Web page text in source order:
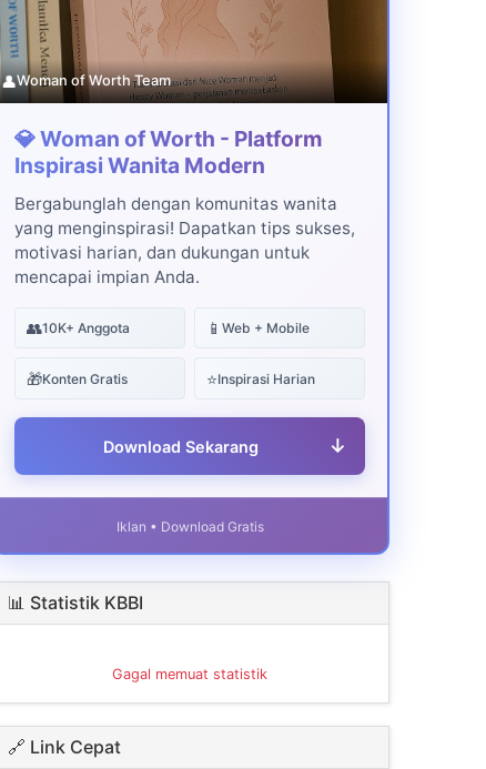
👤Woman of Worth Team
💎 Woman of Worth - Platform
Inspirasi Wanita Modern
Bergabunglah dengan komunitas wanita
yang menginspirasi! Dapatkan tips sukses,
motivasi harian, dan dukungan untuk
mencapai impian Anda.
👥10K+ Anggota 📱 Web + Mobile
🎁Konten Gratis ⭐Inspirasi Harian
Download Sekarang ↓
Iklan • Download Gratis
📊 Statistik KBBI
Gagal memuat statistik
🔗 Link Cepat